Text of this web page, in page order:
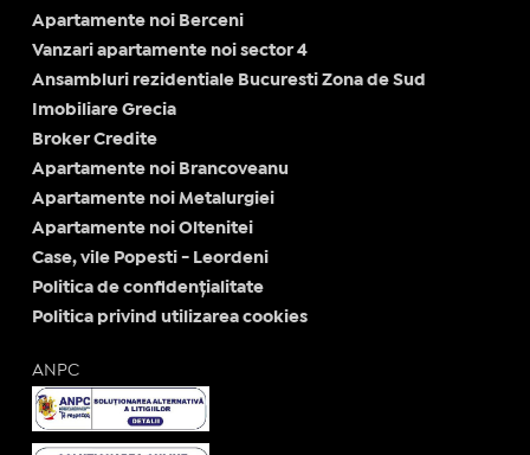
Apartamente noi Berceni
Vanzari apartamente noi sector 4
Ansambluri rezidentiale Bucuresti Zona de Sud
Imobiliare Grecia
Broker Credite
Apartamente noi Brancoveanu
Apartamente noi Metalurgiei
Apartamente noi Oltenitei
Case, vile Popesti - Leordeni
Politica de confidențialitate
Politica privind utilizarea cookies
ANPC